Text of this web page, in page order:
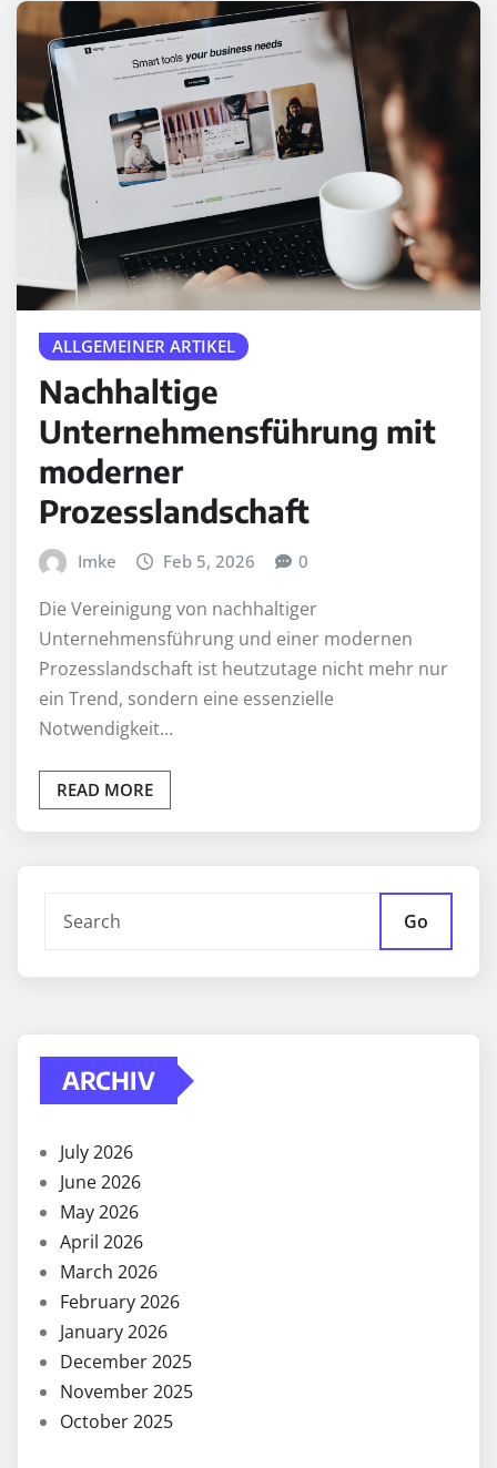
ALLGEMEINER ARTIKEL
Nachhaltige
Unternehmensführung mit
moderner
Prozesslandschaft
Imke Feb 5, 2026 0
Die Vereinigung von nachhaltiger
Unternehmensführung und einer modernen
Prozesslandschaft ist heutzutage nicht mehr nur
ein Trend, sondern eine essenzielle
Notwendigkeit…
READ MORE
Go
ARCHIV
July 2026
June 2026
May 2026
April 2026
March 2026
February 2026
January 2026
December 2025
November 2025
October 2025